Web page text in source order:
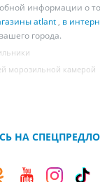
информации о
atlant , в
вашего города.
морозильной камерой
НА